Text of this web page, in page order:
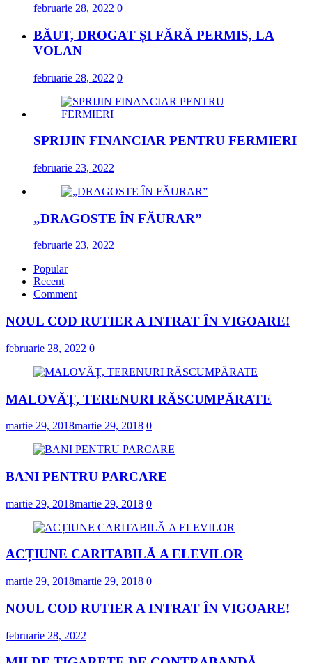
februarie 28, 2022 0
BĂUT, DROGAT ȘI FĂRĂ PERMIS, LA
VOLAN
februarie 28, 2022 0
SPRIJIN FINANCIAR PENTRU FERMIERI
februarie 23, 2022
„DRAGOSTE ÎN FĂURAR”
februarie 23, 2022
Popular
Recent
Comment
NOUL COD RUTIER A INTRAT ÎN VIGOARE!
februarie 28, 2022 0
MALOVĂȚ, TERENURI RĂSCUMPĂRATE
martie 29, 2018martie 29, 2018 0
BANI PENTRU PARCARE
martie 29, 2018martie 29, 2018 0
ACȚIUNE CARITABILĂ A ELEVILOR
martie 29, 2018martie 29, 2018 0
NOUL COD RUTIER A INTRAT ÎN VIGOARE!
februarie 28, 2022